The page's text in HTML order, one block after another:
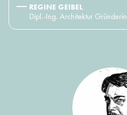
REGINE GEIBEL
Dipl.-Ing. Architektur